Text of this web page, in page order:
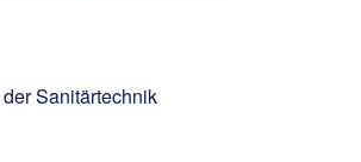
Sanitärtechnik